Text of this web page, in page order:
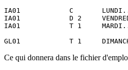
IA01		C	LUNDI...	10:30-12:30,F1,S=FA100
IA01		D 2	VENDREDI	10:12-16:15,F1,S=FA400
IA01		T 1	MARDI...	16:30-18:30,F2,S=FB114
Ce qui donnera dans le fichier